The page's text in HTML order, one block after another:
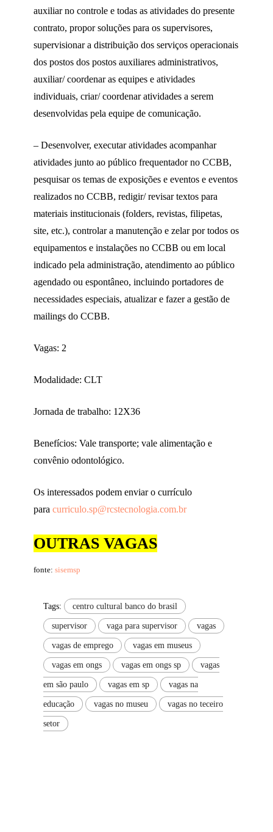
auxiliar no controle e todas as atividades do presente
contrato, propor soluções para os supervisores,
supervisionar a distribuição dos serviços operacionais
dos postos dos postos auxiliares administrativos,
auxiliar/ coordenar as equipes e atividades
individuais, criar/ coordenar atividades a serem
desenvolvidas pela equipe de comunicação.
– Desenvolver, executar atividades acompanhar
atividades junto ao público frequentador no CCBB,
pesquisar os temas de exposições e eventos e eventos
realizados no CCBB, redigir/ revisar textos para
materiais institucionais (folders, revistas, filipetas,
site, etc.), controlar a manutenção e zelar por todos os
equipamentos e instalações no CCBB ou em local
indicado pela administração, atendimento ao público
agendado ou espontâneo, incluindo portadores de
necessidades especiais, atualizar e fazer a gestão de
mailings do CCBB.
Vagas: 2
Modalidade: CLT
Jornada de trabalho: 12X36
Benefícios: Vale transporte; vale alimentação e
convênio odontológico.
Os interessados podem enviar o currículo
para curriculo.sp@rcstecnologia.com.br
OUTRAS VAGAS
fonte: sisemsp
Tags: centro cultural banco do brasil
supervisor vaga para supervisor vagas
vagas de emprego vagas em museus
vagas em ongs vagas em ongs sp vagas
em são paulo vagas em sp vagas na
educação vagas no museu vagas no teceiro
setor